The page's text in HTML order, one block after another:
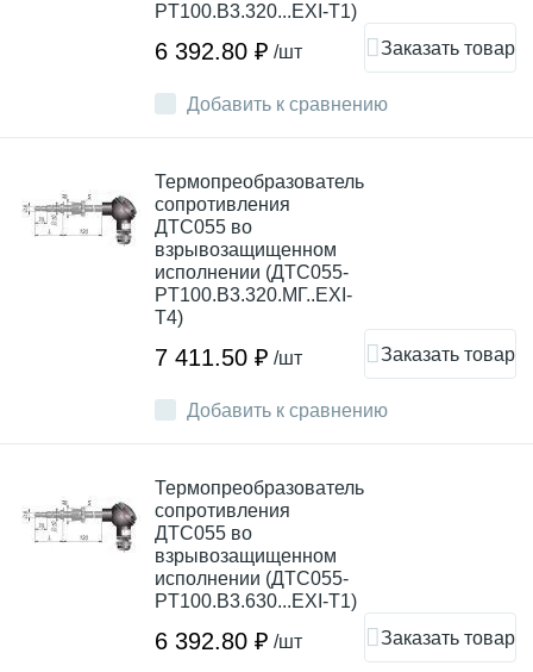
Добавить к сравнению
PT100.В3.320...EXI-T1)
6 392.80 ₽ /шт Заказать товар
Добавить к сравнению
Термопреобразователь
сопротивления
ДТС055 во
взрывозащищенном
исполнении (ДТС055-
PT100.В3.320.МГ..EXI-
Т4)
7 411.50 ₽ /шт Заказать товар
Термопреобразователь
сопротивления
ДТС055 во
взрывозащищенном
исполнении (ДТС055-
PT100.В3.630...EXI-T1)
6 392.80 ₽ /шт Заказать товар